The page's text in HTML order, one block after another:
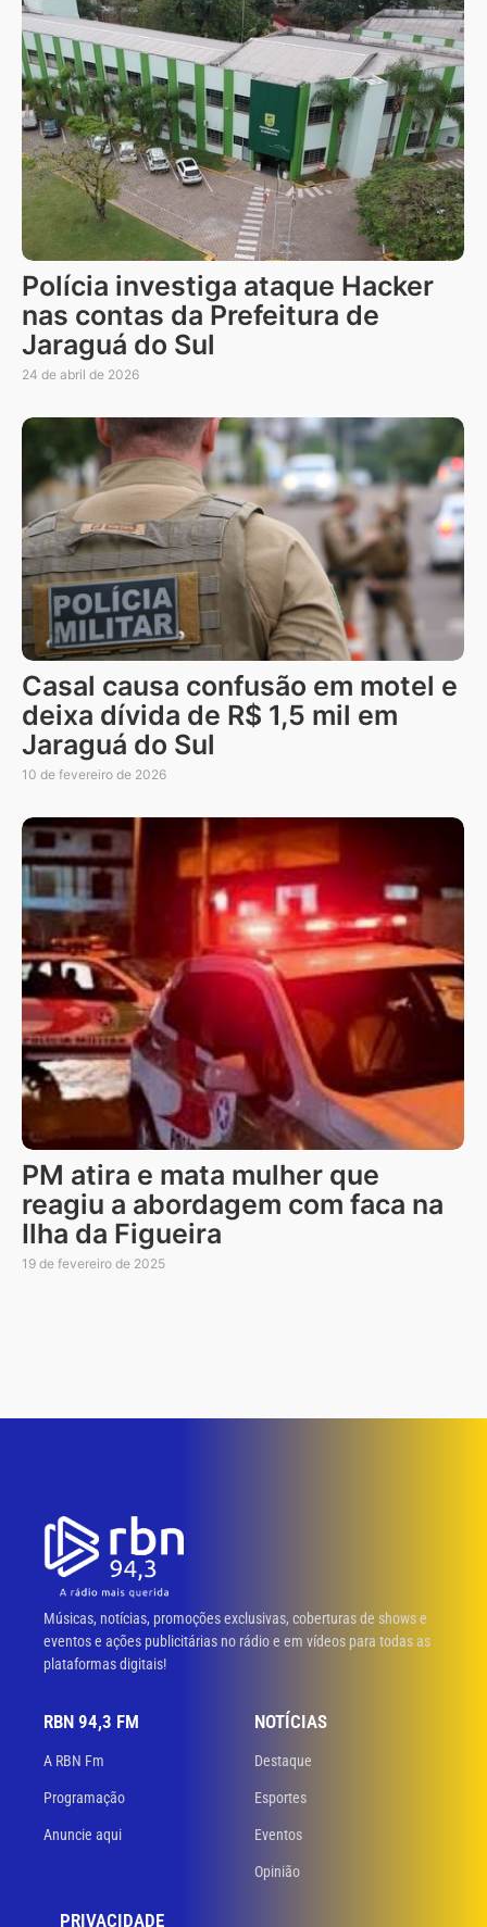
Polícia investiga ataque Hacker
nas contas da Prefeitura de
Jaraguá do Sul
24 de abril de 2026
Casal causa confusão em motel e
deixa dívida de R$ 1,5 mil em
Jaraguá do Sul
10 de fevereiro de 2026
PM atira e mata mulher que
reagiu a abordagem com faca na
Ilha da Figueira
19 de fevereiro de 2025
Músicas, notícias, promoções exclusivas, coberturas de shows e
eventos e ações publicitárias no rádio e em vídeos para todas as
plataformas digitais!
RBN 94,3 FM
A RBN Fm
Programação
Anuncie aqui
NOTÍCIAS
Destaque
Esportes
Eventos
Opinião
PRIVACIDADE